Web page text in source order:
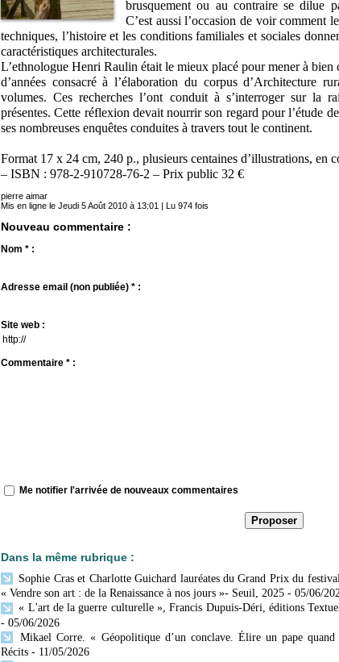
brusquement ou au contraire se dilue
C’est aussi l’occasion de voir comment
techniques, l’histoire et les conditions familiales et sociales
caractéristiques architecturales.
L’ethnologue Henri Raulin était le mieux placé pour mener à bien
d’années consacré à l’élaboration du corpus d’Architecture
volumes. Ces recherches l’ont conduit à s’interroger sur la
présentes. Cette réflexion devait nourrir son regard pour l’étude
ses nombreuses enquêtes conduites à travers tout le continent.
Format 17 x 24 cm, 240 p., plusieurs centaines d’illustrations, en
– ISBN : 978-2-910728-76-2 – Prix public 32 €
pierre aimar
Mis en ligne le Jeudi 5 Août 2010 à 13:01 | Lu 974 fois
Nouveau commentaire :
Nom * :
Adresse email (non publiée) * :
Site web :
Commentaire * :
Me notifier l'arrivée de nouveaux commentaires
Dans la même rubrique :
Sophie Cras et Charlotte Guichard lauréates du Grand Prix du
« Vendre son art : de la Renaissance à nos jours »- Seuil, 2025 - 05/06/
« L'art de la guerre culturelle », Francis Dupuis-Déri, éditions
- 05/06/2026
Mikael Corre. « Géopolitique d’un conclave. Élire un pape
Récits - 11/05/2026